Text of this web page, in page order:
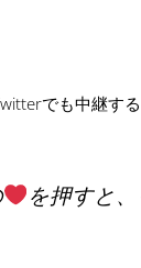
でも中継す
を押すと